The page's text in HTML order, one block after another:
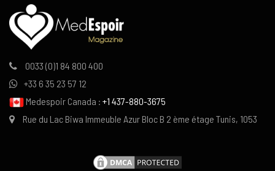
0033 (0)1 84 800 400
+33 6 35 23 57 12
Medespoir Canada : +1 437-880-3675
Rue du Lac Biwa Immeuble Azur Bloc B 2 ème étage Tunis, 1053